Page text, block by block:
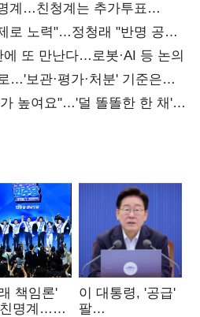
계…친청계는 추가투표
로 노력"…정청래 "반명 공세
또 만난다…로봇·AI 등 논의
…'보관·평가·처분' 기준은
높여요"…'덜 똘똘한 한 채'
책임론'
명계…
이 대통령, '공급'
팔